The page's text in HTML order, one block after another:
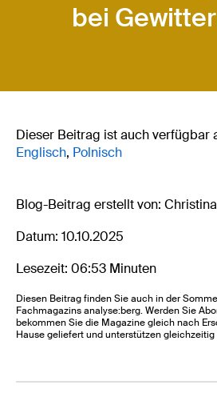
bei Gewitter
Dieser Beitrag ist auch verfügbar
Englisch Polnisch
Blog-Beitrag erstellt von:
Datum: 10.10.2025
Lesezeit: 06:53 Minuten
Diesen Beitrag finden Sie auch in der
Fachmagazins analyse:berg. Werden Sie
bekommen Sie die Magazine gleich nach
Hause geliefert und unterstützen gleichzeitig